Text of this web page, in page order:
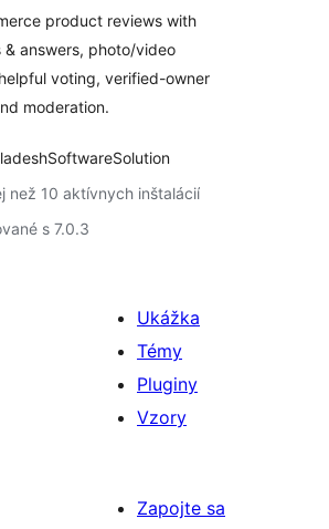
product reviews with
& answers, photo/video
voting, verified-owner
moderation.
než 10 aktívnych inštalácií
s 7.0.3
Ukážka
Témy
Pluginy
Vzory
Zapojte sa